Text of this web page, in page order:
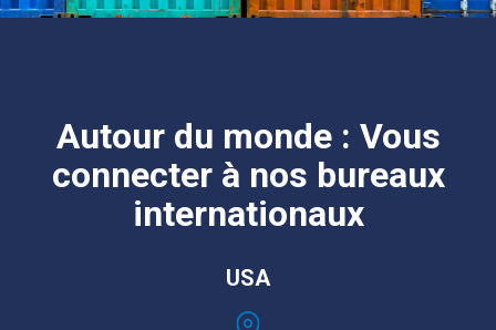
Autour du monde : Vous
connecter à nos bureaux
internationaux
USA